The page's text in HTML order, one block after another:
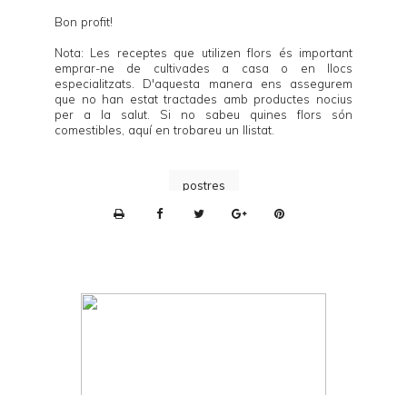
Bon profit!
Nota: Les receptes que utilizen flors és important
emprar-ne de cultivades a casa o en llocs
especialitzats. D'aquesta manera ens assegurem
que no han estat tractades amb productes nocius
per a la salut. Si no sabeu quines flors són
comestibles, aquíen trobareu un llistat.
postres
n